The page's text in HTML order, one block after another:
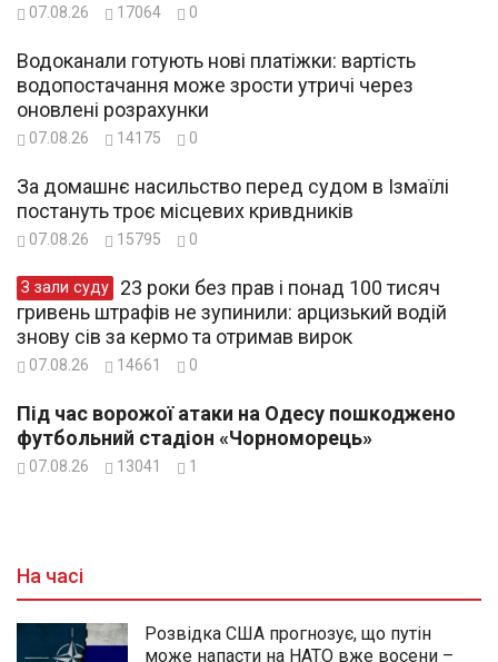
07.08.26 17064 0
Водоканали готують нові платіжки: вартість
водопостачання може зрости утричі через
оновлені розрахунки
07.08.26 14175 0
За домашнє насильство перед судом в Ізмаїлі
постануть троє місцевих кривдників
07.08.26 15795 0
З зали суду
гривень штрафів не зупинили: арцизький водій
знову сів за кермо та отримав вирок
07.08.26 14661 0
Під час ворожої атаки на Одесу пошкоджено
футбольний стадіон «Чорноморець»
07.08.26 13041 1
На часі
Розвідка США прогнозує, що путін
може напасти на НАТО вже восени –